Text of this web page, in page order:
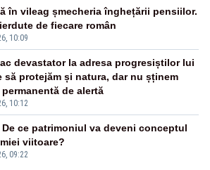
10:09
în vileag șmecheria înghețării pensiilor.
de fiecare român
10:12
devastator la adresa progresiștilor lui
să protejăm și natura, dar nu șținem
de alertă
09:22
ce patrimoniul va deveni conceptul
viitoare?